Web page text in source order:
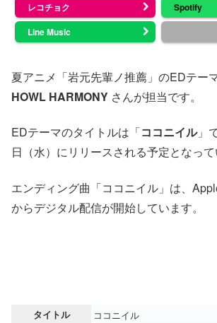
レコチョク
Spotify
Line Music
夏アニメ「岩元先輩ノ推薦」のEDテー
HOWL HARMONY さんが担当です。
EDテーマのタイトルは「ココニイル」
日（水）にリリースされる予定となって
エンディング曲「ココニイル」は、
からデジタル配信が開始しています。
タイトル ココニイル